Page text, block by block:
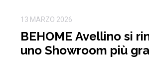
13 MARZO 2026
BEHOME Avellino si
uno Showroom più